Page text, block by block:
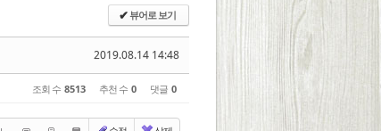
✔뷰어로 보기
2019.08.14 14:48
조회 수 8513 추천 수 0 댓글 0